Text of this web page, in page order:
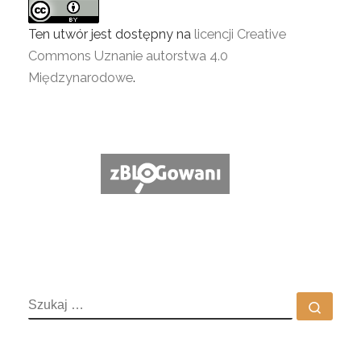
Ten utwór jest dostępny na licencji Creative
Commons Uznanie autorstwa 4.0
Międzynarodowe.
SZUKAJ